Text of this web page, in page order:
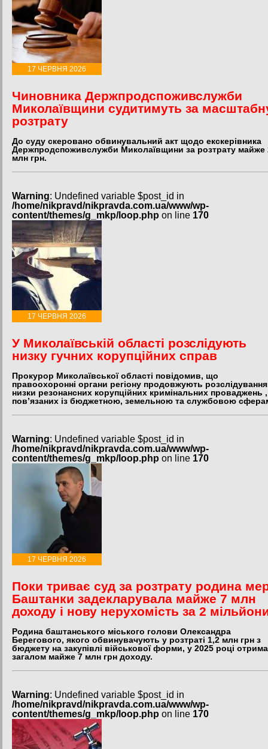
17 ЧЕРВНЯ 2026
Чиновника Держпродспоживслужби
Миколаївщини судитимуть за
розтрату
До суду скеровано обвинувальний акт щодо екскерівника
Держпродспоживслужби Миколаївщини за розтрату майже
млн грн.
Warning: Undefined variable $post_id in
/home/nikpravd/nikpravda.com.ua/www/wp-
content/themes/g_mkp/loop.php on line 170
17 ЧЕРВНЯ 2026
У Миколаївській області розслідують
низку гучних корупційних справ
Прокурор Миколаївської області повідомив, що
правоохоронні органи регіону продовжують розслідування
низки резонансних корупційних кримінальних проваджень ,
пов’язаних із бюджетною, земельною та службовою
Warning: Undefined variable $post_id in
/home/nikpravd/nikpravda.com.ua/www/wp-
content/themes/g_mkp/loop.php on line 170
17 ЧЕРВНЯ 2026
Поки триває суд за розтрату родина
Баштанки задекларувала майже 7 млн
доходу і нову нерухомість за 2
Родина баштанського міського голови Олександра
Берегового, якого обвинувачують у розтраті 1,2 млн грн з
бюджету на закупівлі військової форми, у 2025 році
загалом майже 7 млн грн доходу.
Warning: Undefined variable $post_id in
/home/nikpravd/nikpravda.com.ua/www/wp-
content/themes/g_mkp/loop.php on line 170